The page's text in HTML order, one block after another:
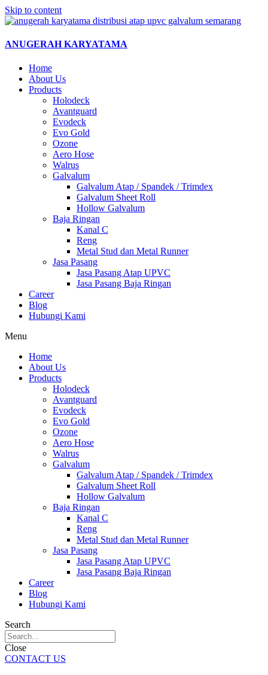
Skip to content
ANUGERAH KARYATAMA
Home
About Us
Products
Holodeck
Avantguard
Evodeck
Evo Gold
Ozone
Aero Hose
Walrus
Galvalum
Galvalum Atap / Spandek / Trimdex
Galvalum Sheet Roll
Hollow Galvalum
Baja Ringan
Kanal C
Reng
Metal Stud dan Metal Runner
Jasa Pasang
Jasa Pasang Atap UPVC
Jasa Pasang Baja Ringan
Career
Blog
Hubungi Kami
Menu
Home
About Us
Products
Holodeck
Avantguard
Evodeck
Evo Gold
Ozone
Aero Hose
Walrus
Galvalum
Galvalum Atap / Spandek / Trimdex
Galvalum Sheet Roll
Hollow Galvalum
Baja Ringan
Kanal C
Reng
Metal Stud dan Metal Runner
Jasa Pasang
Jasa Pasang Atap UPVC
Jasa Pasang Baja Ringan
Career
Blog
Hubungi Kami
Search
Close
CONTACT US